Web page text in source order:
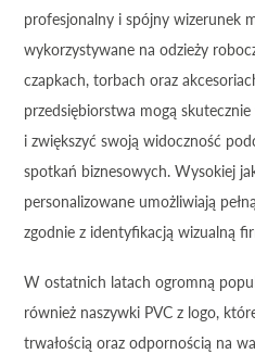
profesjonalny i spójny wizerunek
wykorzystywane na odzieży
czapkach, torbach oraz
przedsiębiorstwa mogą
i zwiększyć swoją widoczność
spotkań biznesowych. Wysokiej
personalizowane umożliwiają
zgodnie z identyfikacją wizualną
W ostatnich latach ogromną
również naszywki PVC z logo,
trwałością oraz odpornością na